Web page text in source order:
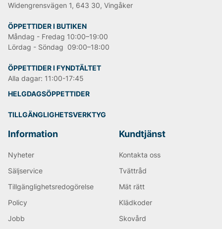
Widengrensvägen 1, 643 30, Vingåker
ÖPPETTIDER I BUTIKEN
Måndag - Fredag 10:00–19:00
Lördag - Söndag 09:00–18:00
ÖPPETTIDER I FYNDTÄLTET
Alla dagar: 11:00-17:45
HELGDAGSÖPPETTIDER
TILLGÄNGLIGHETSVERKTYG
Information
Nyheter
Säljservice
Tillgänglighetsredogörelse
Policy
Jobb
Kundtjänst
Kontakta oss
Tvättråd
Mät rätt
Klädkoder
Skovård